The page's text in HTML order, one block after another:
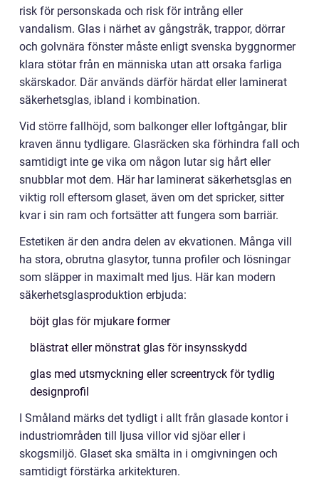
risk för personskada och risk för intrång eller
vandalism. Glas i närhet av gångstråk, trappor, dörrar
och golvnära fönster måste enligt svenska byggnormer
klara stötar från en människa utan att orsaka farliga
skärskador. Där används därför härdat eller laminerat
säkerhetsglas, ibland i kombination.
Vid större fallhöjd, som balkonger eller loftgångar, blir
kraven ännu tydligare. Glasräcken ska förhindra fall och
samtidigt inte ge vika om någon lutar sig hårt eller
snubblar mot dem. Här har laminerat säkerhetsglas en
viktig roll eftersom glaset, även om det spricker, sitter
kvar i sin ram och fortsätter att fungera som barriär.
Estetiken är den andra delen av ekvationen. Många vill
ha stora, obrutna glasytor, tunna profiler och lösningar
som släpper in maximalt med ljus. Här kan modern
säkerhetsglasproduktion erbjuda:
böjt glas för mjukare former
blästrat eller mönstrat glas för insynsskydd
glas med utsmyckning eller screentryck för tydlig
designprofil
I Småland märks det tydligt i allt från glasade kontor i
industriområden till ljusa villor vid sjöar eller i
skogsmiljö. Glaset ska smälta in i omgivningen och
samtidigt förstärka arkitekturen.